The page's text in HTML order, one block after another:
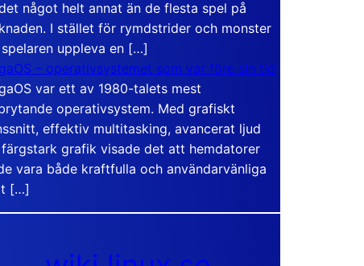
något helt annat än de flesta spel på
I stället för rymdstrider och monster
uppleva en […]
– operativsystemet som var före sin tid
var ett av 1980-talets mest
operativsystem. Med grafiskt
effektiv multitasking, avancerat ljud
grafik visade det att hemdatorer
vara både kraftfulla och användarvänliga
[…]